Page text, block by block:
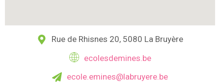
Rue de Rhisnes 20, 5080 La Bruyère
ecolesdemines.be
ecole.emines@labruyere.be